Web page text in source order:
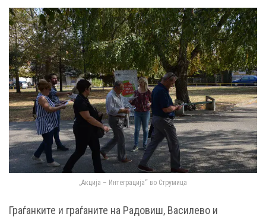
„Акција – Интеграција“ во Струмица
Граѓанките и граѓаните на Радовиш, Василево и